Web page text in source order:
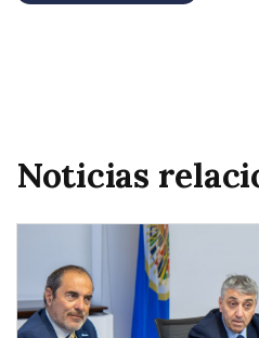
Noticias